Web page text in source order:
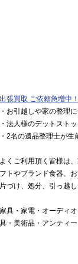
出張買取 ご依頼急増中！
・お引越しや家の整理
・法人様のデットスト
・2名の遺品整理士が
よくご利用頂く皆様は
フトやブランド食器、
片づけ、処分、引っ越
家具・家電・オーディ
具・美術品・アンティ